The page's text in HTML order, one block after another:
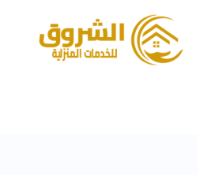
المحتوى